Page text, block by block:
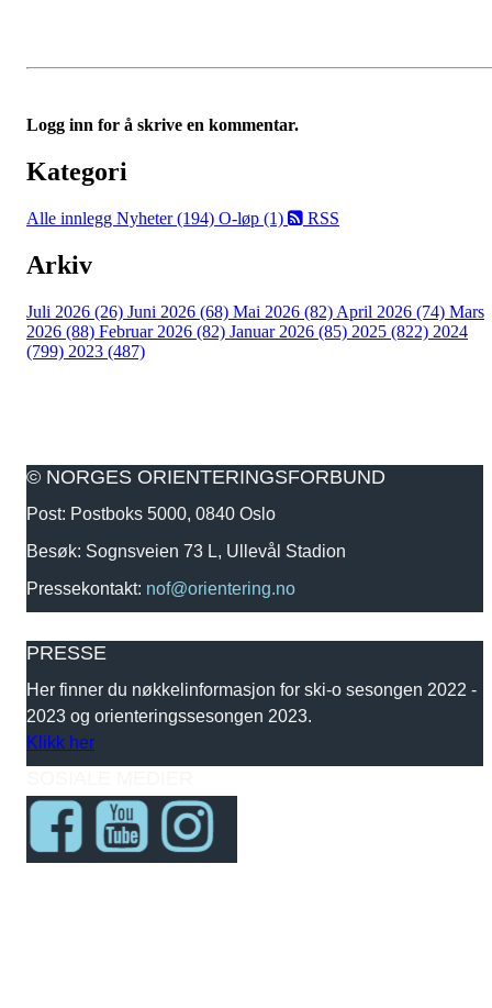
Logg inn for å skrive en kommentar.
Kategori
Alle innlegg Nyheter (194) O-løp (1) RSS
Arkiv
Juli 2026 (26) Juni 2026 (68) Mai 2026 (82) April 2026 (74) Mars
2026 (88) Februar 2026 (82) Januar 2026 (85) 2025 (822) 2024
(799) 2023 (487)
© NORGES ORIENTERINGSFORBUND
Post: Postboks 5000, 0840 Oslo
Besøk: Sognsveien 73 L, Ullevål Stadion
Pressekontakt: nof@orientering.no
PRESSE
Her finner du nøkkelinformasjon for ski-o sesongen 2022 -
2023 og orienteringssesongen 2023.
Klikk her